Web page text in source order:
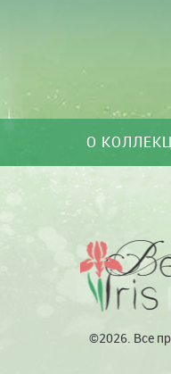
О
©2026. Все